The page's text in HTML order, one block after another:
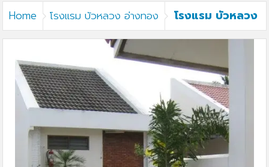
Home โรงแรม บัวหลวง อ่างทอง
โรงแรม บัวหลวง
อ่างทอง2